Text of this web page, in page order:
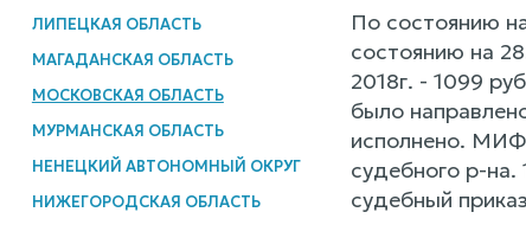
ЛИПЕЦКАЯ ОБЛАСТЬ
МАГАДАНСКАЯ ОБЛАСТЬ
МОСКОВСКАЯ ОБЛАСТЬ
МУРМАНСКАЯ ОБЛАСТЬ
НЕНЕЦКИЙ АВТОНОМНЫЙ ОКРУГ
НИЖЕГОРОДСКАЯ ОБЛАСТЬ
По состоянию
состоянию на
2018г. - 1099
было
исполнено.
судебного р-
судебный